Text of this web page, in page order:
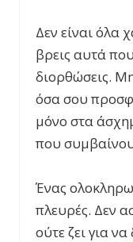
Δεν είναι όλα
βρεις αυτά
διορθώσεις.
όσα σου
μόνο στα
που
Ένας
πλευρές. Δεν
ούτε ζει για